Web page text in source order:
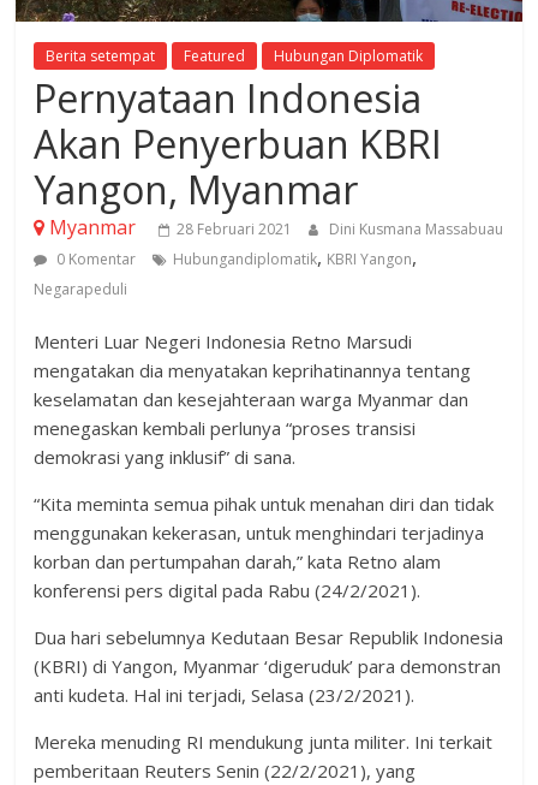
Berita setempat Featured Hubungan Diplomatik
Pernyataan Indonesia
Akan Penyerbuan KBRI
Yangon, Myanmar
Myanmar 28 Februari 2021
Dini Kusmana Massabuau
0 Komentar
Hubungandiplomatik, KBRI Yangon,
Negarapeduli
Menteri Luar Negeri Indonesia Retno Marsudi
mengatakan dia menyatakan keprihatinannya tentang
keselamatan dan kesejahteraan warga Myanmar dan
menegaskan kembali perlunya “proses transisi
demokrasi yang inklusif” di sana.
“Kita meminta semua pihak untuk menahan diri dan tidak
menggunakan kekerasan, untuk menghindari terjadinya
korban dan pertumpahan darah,” kata Retno alam
konferensi pers digital pada Rabu (24/2/2021).
Dua hari sebelumnya Kedutaan Besar Republik Indonesia
(KBRI) di Yangon, Myanmar ‘digeruduk’ para demonstran
anti kudeta. Hal ini terjadi, Selasa (23/2/2021).
Mereka menuding RI mendukung junta militer. Ini terkait
pemberitaan Reuters Senin (22/2/2021), yang